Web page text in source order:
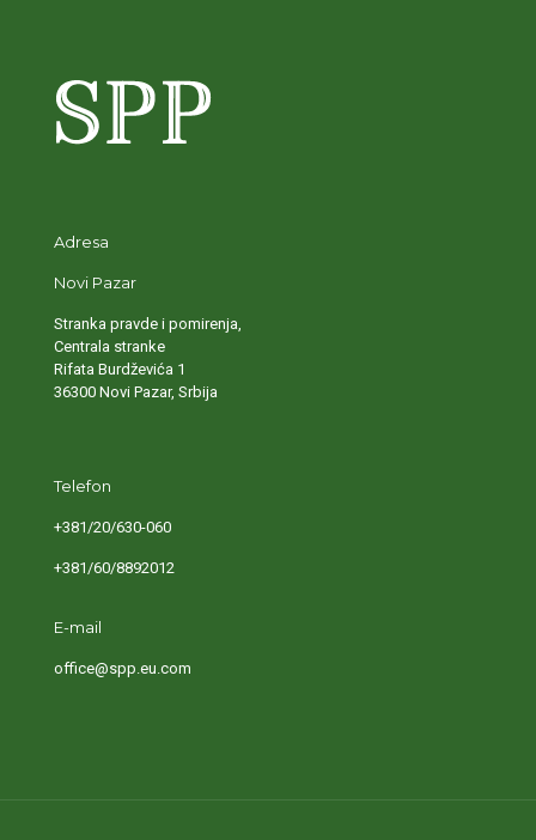
Adresa
Novi Pazar
Stranka pravde i pomirenja,
Centrala stranke
Rifata Burdževića 1
36300 Novi Pazar, Srbija
Telefon
+381/20/630-060
+381/60/8892012
E-mail
office@spp.eu.com